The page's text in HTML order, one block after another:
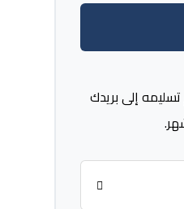
إلى بريدك